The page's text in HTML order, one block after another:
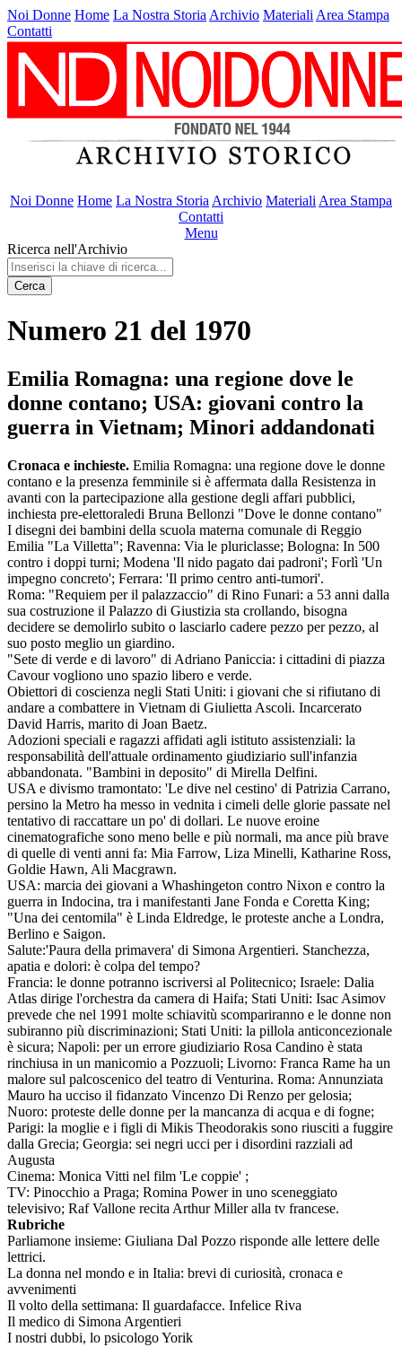
Noi Donne Home La Nostra Storia Archivio Materiali Area Stampa
Contatti
Noi Donne Home La Nostra Storia Archivio Materiali Area Stampa
Contatti
Menu
Ricerca nell'Archivio
Cerca
Numero 21 del 1970
Emilia Romagna: una regione dove le
donne contano; USA: giovani contro la
guerra in Vietnam; Minori addandonati
Cronaca e inchieste. Emilia Romagna: una regione dove le donne
contano e la presenza femminile si è affermata dalla Resistenza in
avanti con la partecipazione alla gestione degli affari pubblici,
inchiesta pre-elettoraledi Bruna Bellonzi "Dove le donne contano"
I disegni dei bambini della scuola materna comunale di Reggio
Emilia "La Villetta"; Ravenna: Via le pluriclasse; Bologna: In 500
contro i doppi turni; Modena 'Il nido pagato dai padroni'; Forlì 'Un
impegno concreto'; Ferrara: 'Il primo centro anti-tumori'.
Roma: "Requiem per il palazzaccio" di Rino Funari: a 53 anni dalla
sua costruzione il Palazzo di Giustizia sta crollando, bisogna
decidere se demolirlo subito o lasciarlo cadere pezzo per pezzo, al
suo posto meglio un giardino.
"Sete di verde e di lavoro" di Adriano Paniccia: i cittadini di piazza
Cavour vogliono uno spazio libero e verde.
Obiettori di coscienza negli Stati Uniti: i giovani che si rifiutano di
andare a combattere in Vietnam di Giulietta Ascoli. Incarcerato
David Harris, marito di Joan Baetz.
Adozioni speciali e ragazzi affidati agli istituto assistenziali: la
responsabilità dell'attuale ordinamento giudiziario sull'infanzia
abbandonata. "Bambini in deposito" di Mirella Delfini.
USA e divismo tramontato: 'Le dive nel cestino' di Patrizia Carrano,
persino la Metro ha messo in vednita i cimeli delle glorie passate nel
tentativo di raccattare un po' di dollari. Le nuove eroine
cinematografiche sono meno belle e più normali, ma ance più brave
di quelle di venti anni fa: Mia Farrow, Liza Minelli, Katharine Ross,
Goldie Hawn, Ali Macgrawn.
USA: marcia dei giovani a Whashingeton contro Nixon e contro la
guerra in Indocina, tra i manifestanti Jane Fonda e Coretta King;
"Una dei centomila" è Linda Eldredge, le proteste anche a Londra,
Berlino e Saigon.
Salute:'Paura della primavera' di Simona Argentieri. Stanchezza,
apatia e dolori: è colpa del tempo?
Francia: le donne potranno iscriversi al Politecnico; Israele: Dalia
Atlas dirige l'orchestra da camera di Haifa; Stati Uniti: Isac Asimov
prevede che nel 1991 molte schiavitù scompariranno e le donne non
subiranno più discriminazioni; Stati Uniti: la pillola anticoncezionale
è sicura; Napoli: per un errore giudiziario Rosa Candino è stata
rinchiusa in un manicomio a Pozzuoli; Livorno: Franca Rame ha un
malore sul palcoscenico del teatro di Venturina. Roma: Annunziata
Mauro ha ucciso il fidanzato Vincenzo Di Renzo per gelosia;
Nuoro: proteste delle donne per la mancanza di acqua e di fogne;
Parigi: la moglie e i figli di Mikis Theodorakis sono riusciti a fuggire
dalla Grecia; Georgia: sei negri ucci per i disordini razziali ad
Augusta
Cinema: Monica Vitti nel film 'Le coppie' ;
TV: Pinocchio a Praga; Romina Power in uno sceneggiato
televisivo; Raf Vallone recita Arthur Miller alla tv francese.
Rubriche
Parliamone insieme: Giuliana Dal Pozzo risponde alle lettere delle
lettrici.
La donna nel mondo e in Italia: brevi di curiosità, cronaca e
avvenimenti
Il volto della settimana: Il guardafacce. Infelice Riva
Il medico di Simona Argentieri
I nostri dubbi, lo psicologo Yorik